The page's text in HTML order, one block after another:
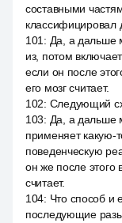
составными
классифицировал
101 : Да, а дальше
из, потом
если он после
его мозг считает.
102: Следующий
103: Да, а дальше
применяет какую-
поведенческую
он же после этого
считает.
104: Что способ и
последующие